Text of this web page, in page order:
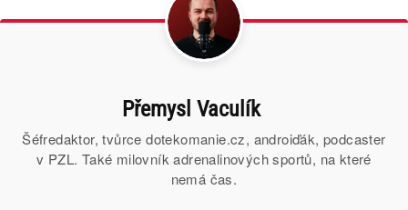
Přemysl Vaculík
Šéfredaktor, tvůrce dotekomanie.cz, androiďák, podcaster
v PZL. Také milovník adrenalinových sportů, na které
nemá čas.